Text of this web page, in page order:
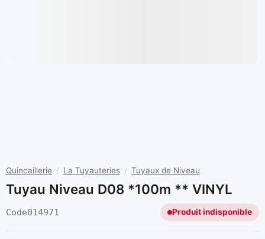
Quincaillerie / La Tuyauteries / Tuyaux de Niveau
Tuyau Niveau D08 *100m ** VINYL
Code014971 Produit indisponible